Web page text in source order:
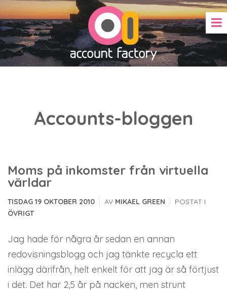
Accounts-bloggen
Moms på inkomster från virtuella
världar
TISDAG 19 OKTOBER 2010 AV MIKAEL GREEN
POSTAT I
ÖVRIGT
Jag hade för några år sedan en annan
redovisningsblogg och jag tänkte recycla ett
inlägg därifrån, helt enkelt för att jag är så förtjust
i det. Det har 2,5 år på nacken, men strunt